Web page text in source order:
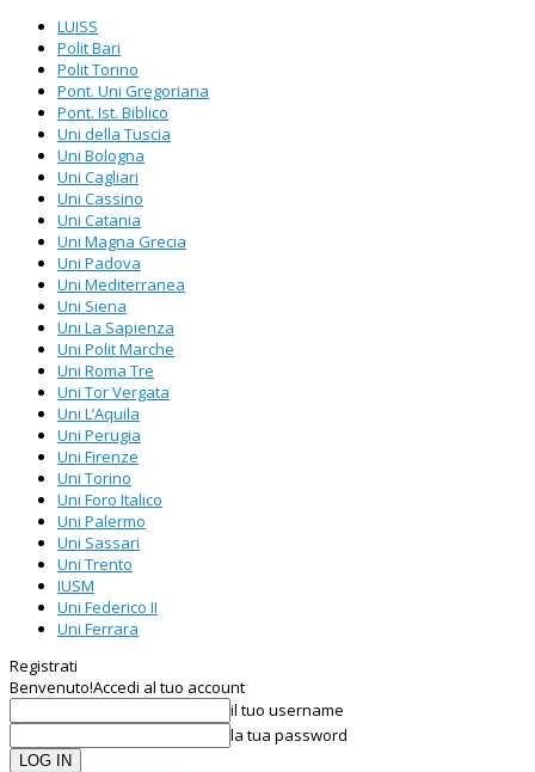
LUISS
Polit Bari
Polit Torino
Pont. Uni Gregoriana
Pont. Ist. Biblico
Uni della Tuscia
Uni Bologna
Uni Cagliari
Uni Cassino
Uni Catania
Uni Magna Grecia
Uni Padova
Uni Mediterranea
Uni Siena
Uni La Sapienza
Uni Polit Marche
Uni Roma Tre
Uni Tor Vergata
Uni L’Aquila
Uni Perugia
Uni Firenze
Uni Torino
Uni Foro Italico
Uni Palermo
Uni Sassari
Uni Trento
IUSM
Uni Federico II
Uni Ferrara
Registrati
Benvenuto!Accedi al tuo account
il tuo username
la tua password